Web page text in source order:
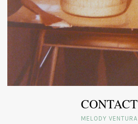
CONTACT
MELODY VENTURA